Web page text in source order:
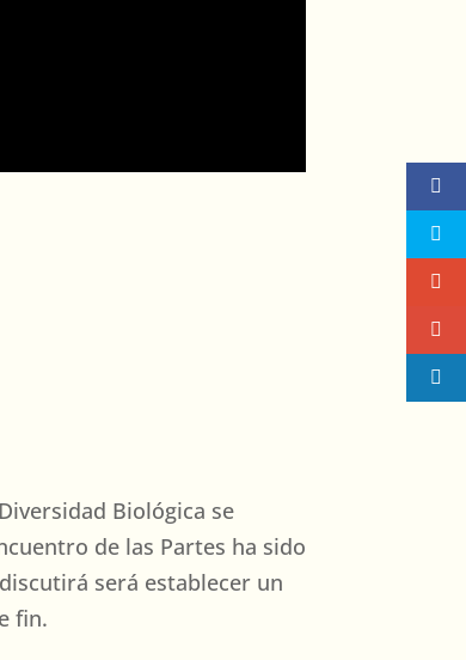
Biológica se
de las Partes ha sido
será establecer un
fin.